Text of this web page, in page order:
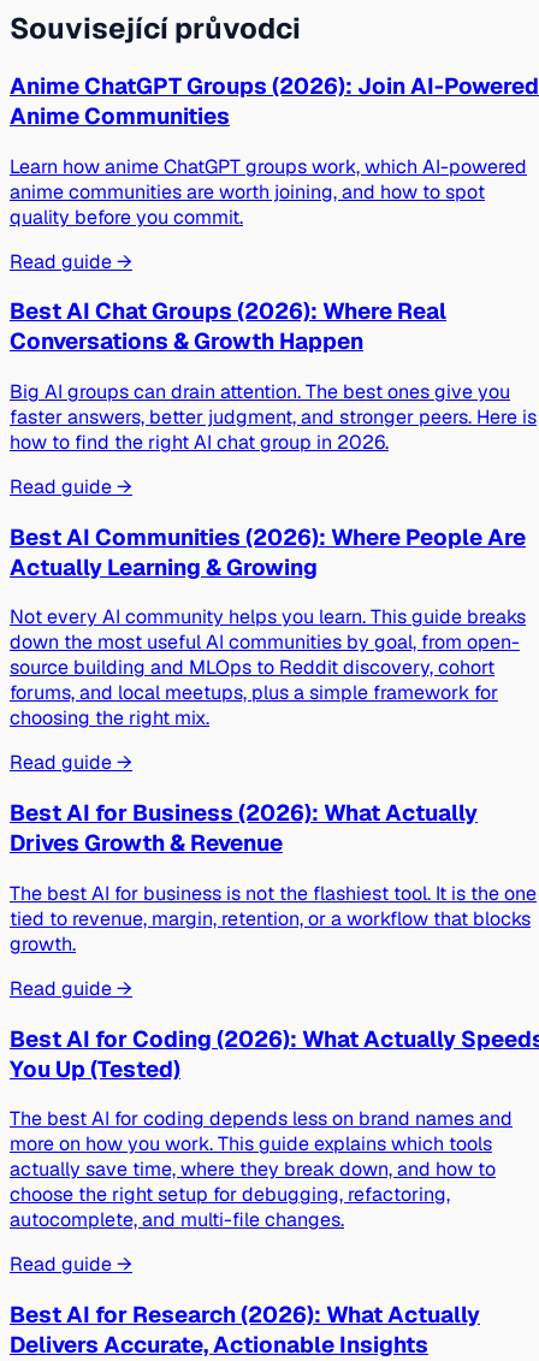
Související průvodci
Anime ChatGPT Groups (2026): Join AI-Powered
Anime Communities
Learn how anime ChatGPT groups work, which AI-powered
anime communities are worth joining, and how to spot
quality before you commit.
Read guide →
Best AI Chat Groups (2026): Where Real
Conversations & Growth Happen
Big AI groups can drain attention. The best ones give you
faster answers, better judgment, and stronger peers. Here is
how to find the right AI chat group in 2026.
Read guide →
Best AI Communities (2026): Where People Are
Actually Learning & Growing
Not every AI community helps you learn. This guide breaks
down the most useful AI communities by goal, from open-
source building and MLOps to Reddit discovery, cohort
forums, and local meetups, plus a simple framework for
choosing the right mix.
Read guide →
Best AI for Business (2026): What Actually
Drives Growth & Revenue
The best AI for business is not the flashiest tool. It is the one
tied to revenue, margin, retention, or a workflow that blocks
growth.
Read guide →
Best AI for Coding (2026): What Actually
You Up (Tested)
The best AI for coding depends less on brand names and
more on how you work. This guide explains which tools
actually save time, where they break down, and how to
choose the right setup for debugging, refactoring,
autocomplete, and multi-file changes.
Read guide →
Best AI for Research (2026): What Actually
Delivers Accurate, Actionable Insights